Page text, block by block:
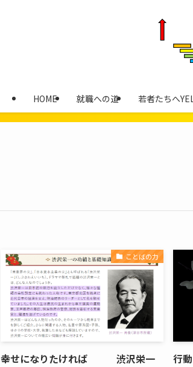
HOME 就職への道 若者たちへ
ことばの力
幸せになりたければ 渋沢栄一 行